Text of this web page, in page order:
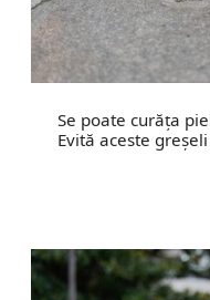
Se poate curăța
Evită aceste greșeli